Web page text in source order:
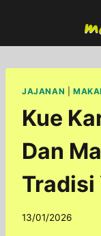
content
JAJANAN
Kue
Dan
Tradisi
By
13/01/2026